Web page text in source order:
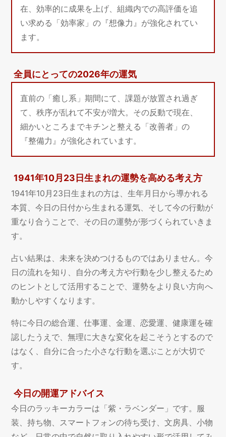
在、効率的に成果を上げ、組織内での高評価を追
い求める「効率家」の『想像力』が強化されてい
ます。
全員にとっての2026年の運気
直前の「癒し系」期間にて、課題が放置され過ぎ
て、秩序が乱れて不安が増大。その反動で現在、
細かいところまでキチンと整える「改善者」の
『整備力』が強化されています。
1941年10月23日生まれの運勢を高める考え方
1941年10月23日生まれの方は、生年月日から導かれる
本質、今日の日付から生まれる運気、そして今の行動が
重なり合うことで、その日の運勢が形づくられていきま
す。
占い結果は、未来を決めつけるものではありません。今
日の流れを知り、自分の考え方や行動を少し整えるため
のヒントとして活用することで、運勢をより良い方向へ
動かしやすくなります。
特に今日の総合運、仕事運、金運、恋愛運、健康運を確
認したうえで、無理に大きな変化を起こそうとするので
はなく、自分に合った小さな行動を選ぶことが大切で
す。
今日の開運アドバイス
今日のラッキーカラーは「紫・ラベンダー」です。服
装、持ち物、スマートフォンの待ち受け、文房具、小物